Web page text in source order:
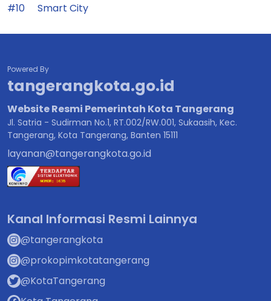
#10
Smart City
Powered By
tangerangkota.go.id
Website Resmi Pemerintah Kota Tangerang
Jl. Satria - Sudirman No.1, RT.002/RW.001, Sukaasih, Kec.
Tangerang, Kota Tangerang, Banten 15111
layanan@tangerangkota.go.id
Kanal Informasi Resmi Lainnya
@tangerangkota
@prokopimkotatangerang
@KotaTangerang